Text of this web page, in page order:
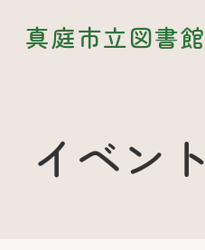
真庭市立図書館
イベント